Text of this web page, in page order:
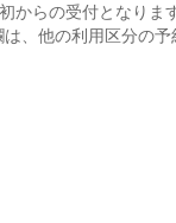
からの受付となります
、他の利用区分の予